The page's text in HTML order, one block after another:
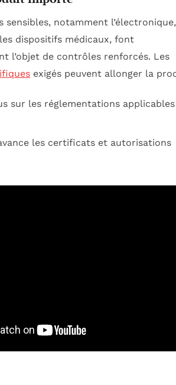
sensibles, notamment
dispositifs médicaux, font
l’objet de contrôles renforcés. Les
exigés peuvent allonger la
sur les réglementations
les certificats et autorisations